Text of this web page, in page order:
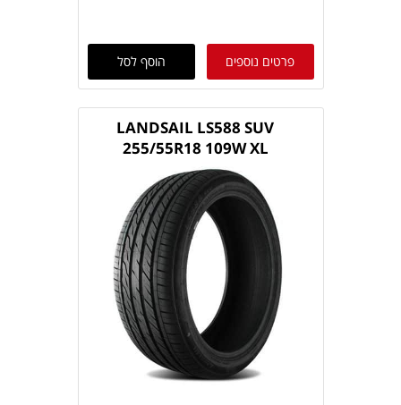
פרטים נוספים הוסף לסל
LANDSAIL LS588 SUV
255/55R18 109W XL